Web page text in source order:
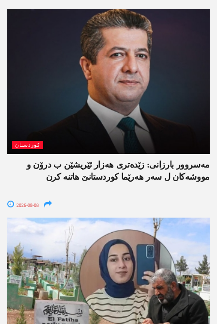
کوردستان
مەسروور بارزانی: زێدەتری ھەزار ئێریشێن ب درۆن و
مووشەکان ل سەر ھەرێما کوردستانێ ھاتنە کرن
2026-08-08